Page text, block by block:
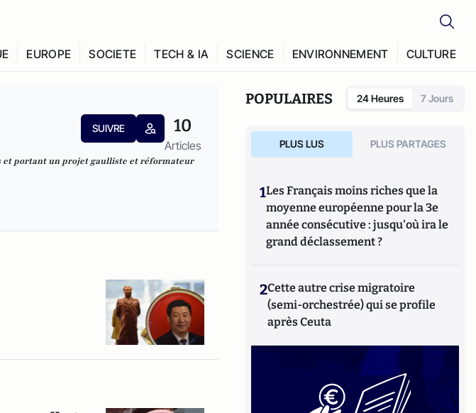
EUROPE SOCIETE TECH & IA SCIENCE ENVIRONNEMENT CULTURE
SUIVRE 10
Articles
portant un projet gaulliste et réformateur
POPULAIRES 24 Heures 7 Jours
PLUS LUS PLUS PARTAGES
1Les Français moins riches que la
moyenne européenne pour la 3e
année consécutive : jusqu'où ira le
grand déclassement ?
2Cette autre crise migratoire
(semi-orchestrée) qui se profile
après Ceuta